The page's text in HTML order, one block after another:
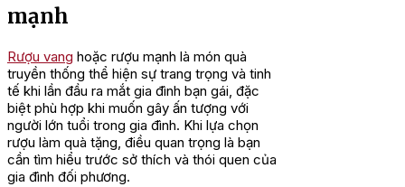
mạnh
Rượu vang hoặc rượu mạnh là món quà
truyền thống thể hiện sự trang trọng và tinh
tế khi lần đầu ra mắt gia đình bạn gái, đặc
biệt phù hợp khi muốn gây ấn tượng với
người lớn tuổi trong gia đình. Khi lựa chọn
rượu làm quà tặng, điều quan trọng là bạn
cần tìm hiểu trước sở thích và thói quen của
gia đình đối phương.